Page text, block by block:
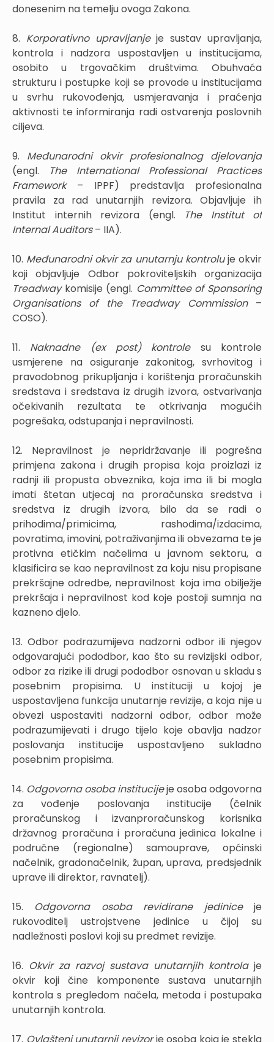
donesenim na temelju ovoga Zakona.
8. Korporativno upravljanjeje sustav upravljanja,
kontrola i nadzora uspostavljen u institucijama,
osobito u trgovačkim društvima. Obuhvaća
strukturu i postupke koji se provode u institucijama
u svrhu rukovođenja, usmjeravanja i praćenja
aktivnosti te informiranja radi ostvarenja poslovnih
ciljeva.
9. Međunarodni okvir profesionalnog djelovanja
(engl.
The International Professional Practices
Framework– IPPF) predstavlja profesionalna
pravila za rad unutarnjih revizora. Objavljuje ih
Institut internih revizora (engl.
The Institut of
Internal Auditors– IIA).
10. Međunarodni okvir za unutarnju kontroluje okvir
koji objavljuje Odbor pokroviteljskih organizacija
Treadwaykomisije (engl. Committee of Sponsoring
Organisations of the Treadway Commission–
COSO).
11. Naknadne (ex post) kontrolesu kontrole
usmjerene na osiguranje zakonitog, svrhovitog i
pravodobnog prikupljanja i korištenja proračunskih
sredstava i sredstava iz drugih izvora, ostvarivanja
očekivanih rezultata te otkrivanja mogućih
pogrešaka, odstupanja i nepravilnosti.
12. Nepravilnost je nepridržavanje ili pogrešna
primjena zakona i drugih propisa koja proizlazi iz
radnji ili propusta obveznika, koja ima ili bi mogla
imati štetan utjecaj na proračunska sredstva i
sredstva iz drugih izvora, bilo da se radi o
prihodima/primicima, rashodima/izdacima,
povratima, imovini, potraživanjima ili obvezama te je
protivna etičkim načelima u javnom sektoru, a
klasificira se kao nepravilnost za koju nisu propisane
prekršajne odredbe, nepravilnost koja ima obilježje
prekršaja i nepravilnost kod koje postoji sumnja na
kazneno djelo.
13. Odbor podrazumijeva nadzorni odbor ili njegov
odgovarajući pododbor, kao što su revizijski odbor,
odbor za rizike ili drugi pododbor osnovan u skladu s
posebnim propisima. U instituciji u kojoj je
uspostavljena funkcija unutarnje revizije, a koja nije u
obvezi uspostaviti nadzorni odbor, odbor može
podrazumijevati i drugo tijelo koje obavlja nadzor
poslovanja institucije uspostavljeno sukladno
posebnim propisima.
14. Odgovorna osoba institucijeje osoba odgovorna
za vođenje poslovanja institucije (čelnik
proračunskog i izvanproračunskog korisnika
državnog proračuna i proračuna jedinica lokalne i
područne (regionalne) samouprave, općinski
načelnik, gradonačelnik, župan, uprava, predsjednik
uprave ili direktor, ravnatelj).
15. Odgovorna osoba revidirane jediniceje
rukovoditelj ustrojstvene jedinice u čijoj su
nadležnosti poslovi koji su predmet revizije.
16. Okvir za razvoj sustava unutarnjih kontrolaje
okvir koji čine komponente sustava unutarnjih
kontrola s pregledom načela, metoda i postupaka
unutarnjih kontrola.